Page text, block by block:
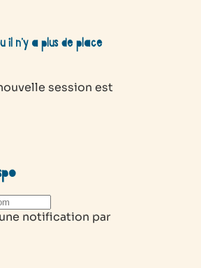
n’y a plus de place
session est
notification par